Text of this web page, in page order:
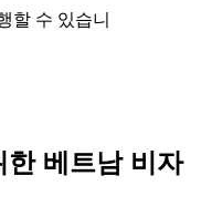
할 수 있습니
한 베트남 비자